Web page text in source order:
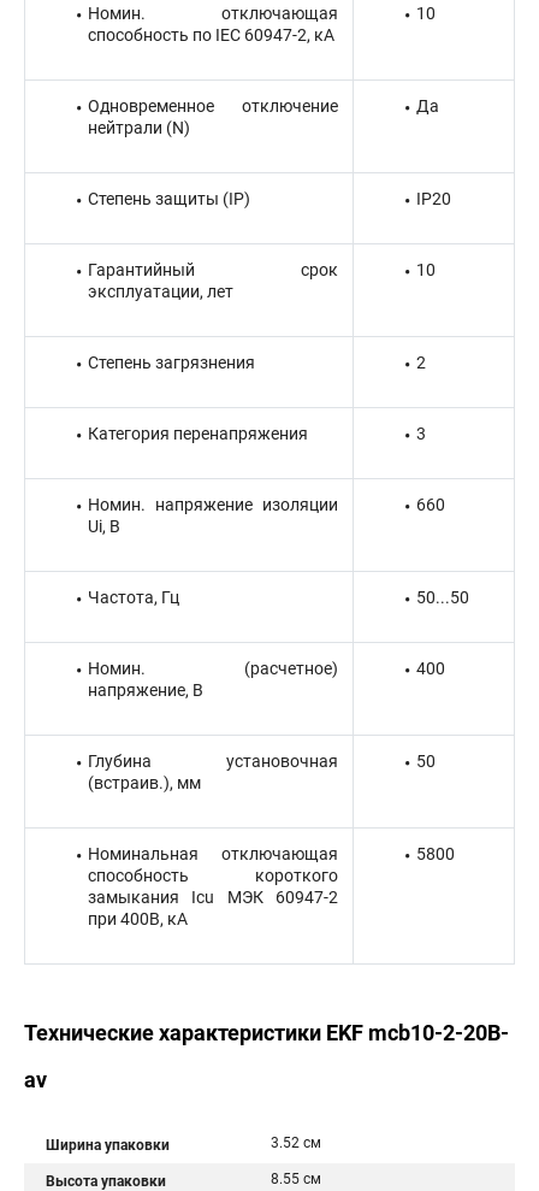
Номин. отключающая
способность по IEC 60947-2, кА
10
Одновременное отключение
нейтрали (N)
Да
Степень защиты (IP) IP20
Гарантийный срок
эксплуатации, лет
10
Степень загрязнения 2
Категория перенапряжения 3
Номин. напряжение изоляции
Ui, В
660
Частота, Гц 50...50
Номин. (расчетное)
напряжение, В
400
Глубина установочная
(встраив.), мм
50
Номинальная отключающая
способность короткого
замыкания Icu МЭК 60947-2
при 400В, кА
5800
Технические характеристики EKF mcb10-2-20B-
av
Ширина упаковки 3.52 см
Высота упаковки 8.55 см